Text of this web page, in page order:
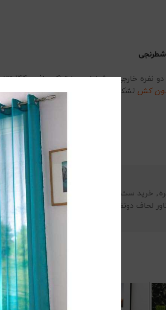
شطرنجی
کش تشک روبالشینرم و
دسته: کاور لحاف دو
, خرید ست کاور لحاف خرید ست ملحفه
لحاف دونفره فروش ملحفه, قیمت کاور لحاف ,